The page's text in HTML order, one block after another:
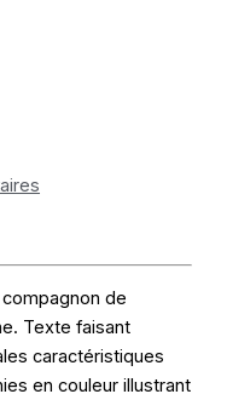
de
Texte faisant
caractéristiques
en couleur illustrant